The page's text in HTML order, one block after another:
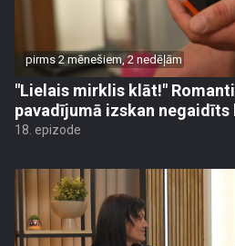
pirms 2 mēnešiem, 2 nedēļām
"Lielais mirklis klāt!"
pavadījumā izskan
18. epizode